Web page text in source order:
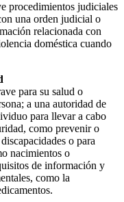
procedimientos judiciales
una orden judicial o
relacionada con
doméstica cuando
para su salud o
a una autoridad de
para llevar a cabo
como prevenir o
o para
nacimientos o
de información y
como la